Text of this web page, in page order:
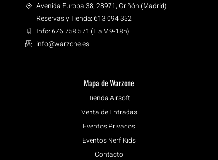
Avenida Europa 38, 28971, Griñón (Madrid)
Reservas y Tienda: 613 094 332
Info: 676 758 571 (L a V 9-18h)
info@warzone.es
Mapa de Warzone
Tienda Airsoft
Venta de Entradas
Eventos Privados
Eventos Nerf Kids
Contacto